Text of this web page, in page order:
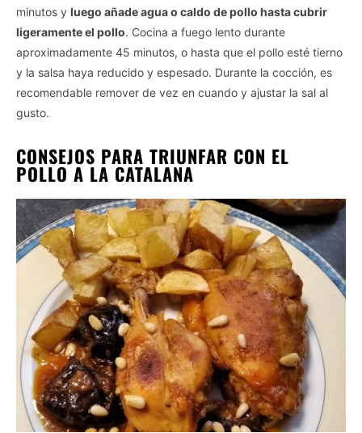
minutos y luego añade agua o caldo de pollo hasta cubrir
ligeramente el pollo. Cocina a fuego lento durante
aproximadamente 45 minutos, o hasta que el pollo esté tierno
y la salsa haya reducido y espesado. Durante la cocción, es
recomendable remover de vez en cuando y ajustar la sal al
gusto.
CONSEJOS PARA TRIUNFAR CON EL
POLLO A LA CATALANA